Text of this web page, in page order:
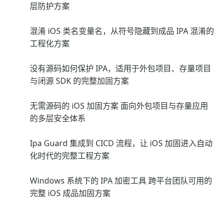
层防护方案
混淆 iOS 类名变量名，从符号隐藏到成品 IPA 混淆的
工程化方案
没有源码如何保护 IPA，适用于外包项目、存量项目
与闭源 SDK 的完整加固方案
无需源码的 iOS 加固方案 面向外包项目与存量应用
的多层安全体系
Ipa Guard 集成到 CICD 流程，让 iOS 加固进入自动
化时代的完整工程方案
Windows 系统下的 IPA 加密工具 跨平台团队可用的
完整 iOS 成品加固方案